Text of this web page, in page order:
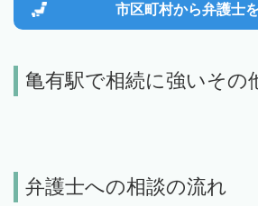
市区町村から弁護士
亀有駅で相続に強いその
弁護士への相談の流れ